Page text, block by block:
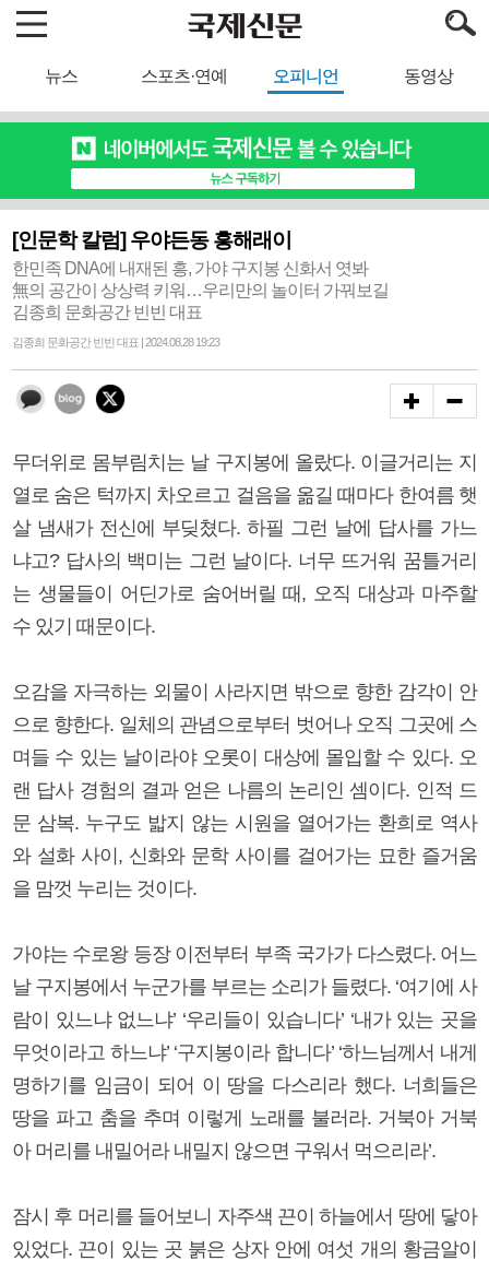
뉴스 스포츠·연예 오피니언 동영상
[인문학 칼럼] 우야든동 흥해래이
한민족 DNA에 내재된 흥, 가야 구지봉 신화서 엿봐
無의 공간이 상상력 키워…우리만의 놀이터 가꿔보길
김종희 문화공간 빈빈 대표
김종희 문화공간 빈빈 대표 | 2024.08.28 19:23
무더위로 몸부림치는 날 구지봉에 올랐다. 이글거리는 지
열로 숨은 턱까지 차오르고 걸음을 옮길 때마다 한여름 햇
살 냄새가 전신에 부딪쳤다. 하필 그런 날에 답사를 가느
냐고? 답사의 백미는 그런 날이다. 너무 뜨거워 꿈틀거리
는 생물들이 어딘가로 숨어버릴 때, 오직 대상과 마주할
수 있기 때문이다.
오감을 자극하는 외물이 사라지면 밖으로 향한 감각이 안
으로 향한다. 일체의 관념으로부터 벗어나 오직 그곳에 스
며들 수 있는 날이라야 오롯이 대상에 몰입할 수 있다. 오
랜 답사 경험의 결과 얻은 나름의 논리인 셈이다. 인적 드
문 삼복. 누구도 밟지 않는 시원을 열어가는 환희로 역사
와 설화 사이, 신화와 문학 사이를 걸어가는 묘한 즐거움
을 맘껏 누리는 것이다.
가야는 수로왕 등장 이전부터 부족 국가가 다스렸다. 어느
날 구지봉에서 누군가를 부르는 소리가 들렸다. ‘여기에 사
람이 있느냐 없느냐’ ‘우리들이 있습니다’ ‘내가 있는 곳을
무엇이라고 하느냐’ ‘구지봉이라 합니다’ ‘하느님께서 내게
명하기를 임금이 되어 이 땅을 다스리라 했다. 너희들은
땅을 파고 춤을 추며 이렇게 노래를 불러라. 거북아 거북
아 머리를 내밀어라 내밀지 않으면 구워서 먹으리라’.
잠시 후 머리를 들어보니 자주색 끈이 하늘에서 땅에 닿아
있었다. 끈이 있는 곳 붉은 상자 안에 여섯 개의 황금알이